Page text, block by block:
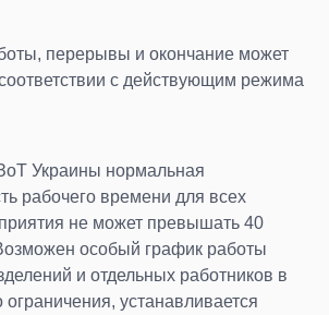
перерывы и окончание может
с действующим режима
Украины нормальная
рабочего времени для всех
не может превышать 40
особый график работы
и отдельных работников в
ограничения, устанавливается